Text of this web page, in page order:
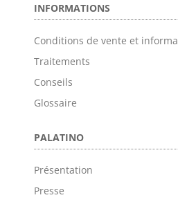
INFORMATIONS
Conditions de vente et
Traitements
Conseils
Glossaire
PALATINO
Présentation
Presse